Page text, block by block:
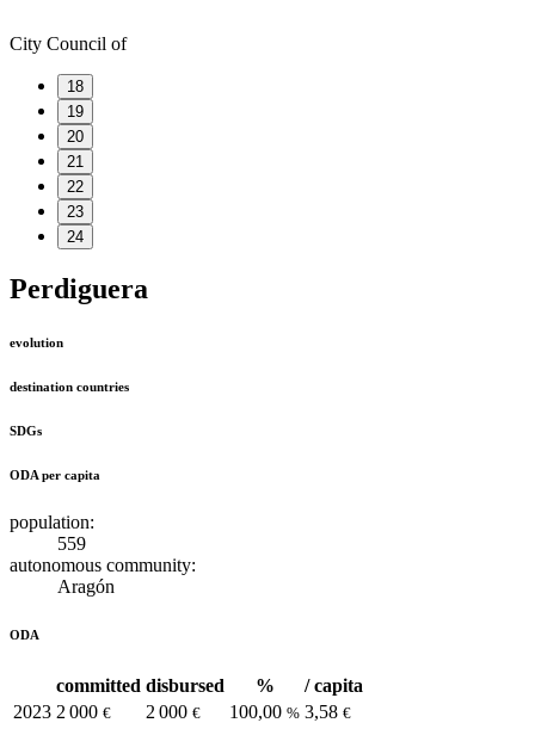
City Council of
18
19
20
21
22
23
24
Perdiguera
evolution
destination countries
SDGs
ODA per capita
population:
559
autonomous community:
Aragón
ODA
committed disbursed %
/ capita
2023 2 000 € 2 000 € 100,00 % 3,58 €